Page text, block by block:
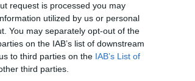
request is processed you may
utilized by us or personal
You may separately opt-out of the
on the IAB’s list of downstream
to third parties on the IAB’s List of
third parties.